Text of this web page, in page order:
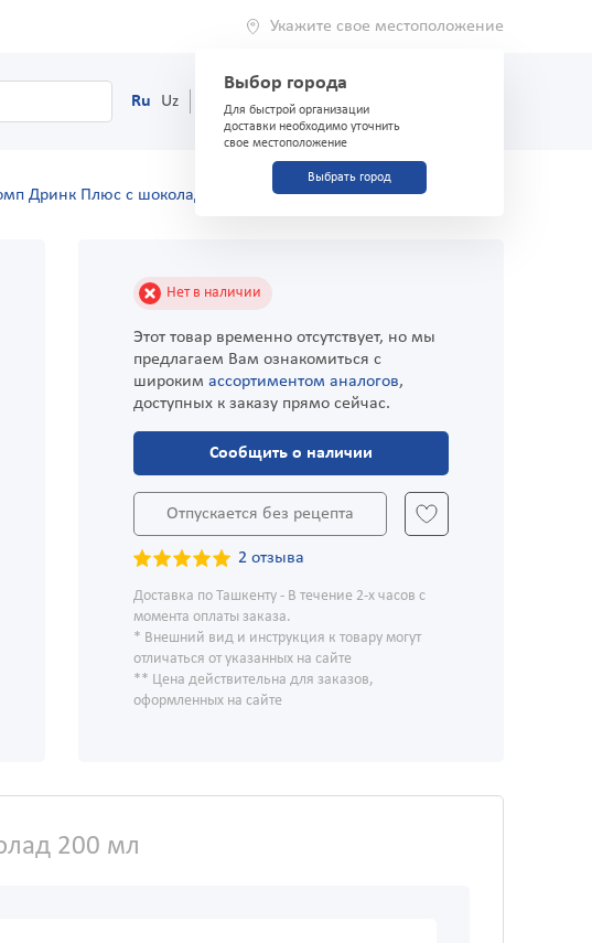
Укажите свое местоположение
Выбор города
Для быстрой организации
доставки необходимо уточнить
свое местоположение
Выбрать город
Ru Uz (71) 200-03-03
Дринк Плюс с шоколад 200 мл
Нет в наличии
Этот товар временно отсутствует, но мы
предлагаем Вам ознакомиться с
широким ассортиментом аналогов,
доступных к заказу прямо сейчас.
Сообщить о наличии
Отпускается без рецепта
2 отзыва
Доставка по Ташкенту - В течение 2-х часов с
момента оплаты заказа.
* Внешний вид и инструкция к товару могут
отличаться от указанных на сайте
** Цена действительна для заказов,
оформленных на сайте
200 мл